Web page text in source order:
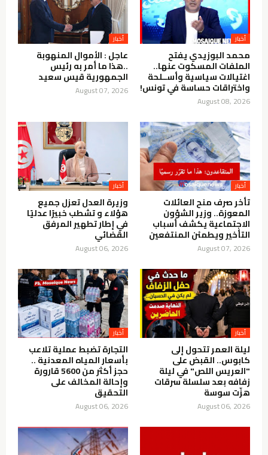
أخبار
محمد البوزيدي يفتح
الملفات المسكوت عنها..
اغتيالات سياسية وأســلحة
واختراقات حساسة في تونس!
August 08, 2026
أخبار
عاجل : الأموال المنهوبة
..هذا ما أمر به رئيس
الجمهورية قيس سعيد
August 07, 2026
أخبار
تأخر صرف منح العائلات
المعوزة.. وزير الشؤون
الاجتماعية يكشف أسباب
التأخير ويطمئن المنتفعين
August 07, 2026
أخبار
وزيرة العدل تعزل جميع
هؤلاء و تشطب خبيرًا عدليًا
في إطار تطهير المرفق
القضائي
August 06, 2026
أخبار
ليلة العمر تتحول إلى
كابوس.. القبض على
"العريس اللص" في ليلة
زفافه بعد سلسلة سرقات
هزّت سوسة
August 06, 2026
أخبار
التجارة تضبط عملية تلاعب
بأسعار المياه المعدنية ..
حجز أكثر من 5600 قارورة
وإحالة المخالف على
التحقيق
August 06, 2026